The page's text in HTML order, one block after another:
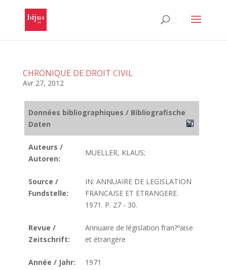
CHRONIQUE DE DROIT CIVIL
Avr 27, 2012
Données bibliographiques / Bibliografische
Daten
Auteurs /
Autoren:
MUELLER, KLAUS;
Source /
Fundstelle:
IN: ANNUAIRE DE LEGISLATION
FRANCAISE ET ETRANGERE.
1971. P. 27 - 30.
Revue /
Zeitschrift:
Annuaire de législation fran?ºaise
et étrangère
Année / Jahr: 1971